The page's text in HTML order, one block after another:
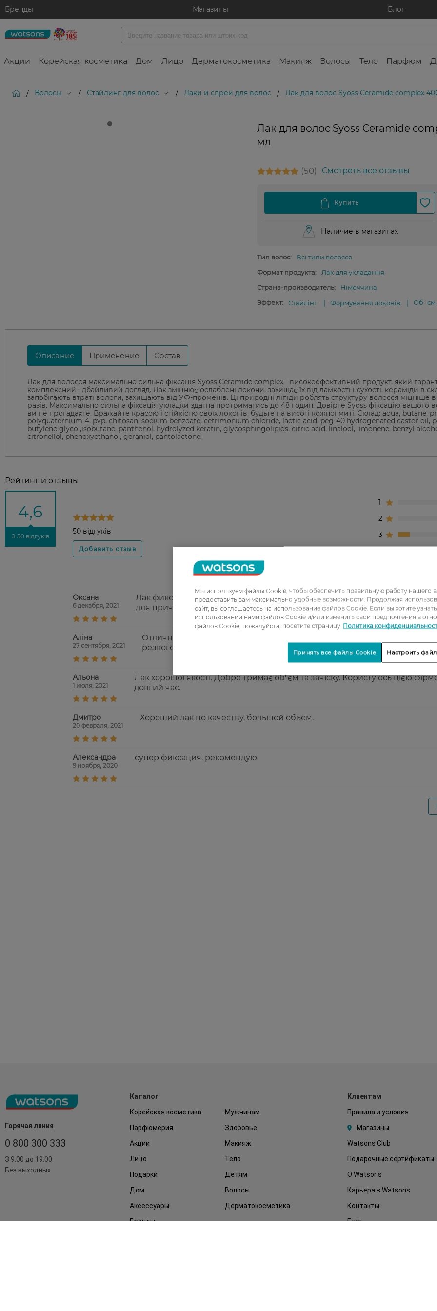
Бренды Магазины Блог
Акции Корейская косметика Дом Лицо Дерматокосметика Макияж Волосы Тело Парфюм
/ Волосы / Стайлинг для волос / Лаки и спреи для волос / Лак для волос Syoss Ceramide complex
Лак для волос Syoss Ceramide
мл
50 Смотреть все отзывы
Наличие в магазинах
Тип волос:
Всі типи волосся
Формат продукта:
Лак для укладання
Страна-производитель:
Німеччина
Эффект:
Стайлінг Формування локонів Об`єм
Описание Применение Состав
Лак для волосся максимально сильна фіксація Syoss Ceramide complex - високоефективний продукт, який
комплексний і дбайливий догляд. Лак зміцнює ослаблені локони, захищає їх від ламкості і сухості, кераміди в
запобігають втраті вологи, захищають від УФ-променів. Ці природні ліпіди роблять структуру волосся міцніше
разів. Максимально сильна фіксація укладки здатна протриматись до 48 годин. Довірте Syoss фіксацію вашого
ви не прогадаєте. Вражайте красою і стійкістю своїх локонів, будьте на висоті кожної миті. Склад: aqua, butane,
polyquaternium-4, pvp, chitosan, sodium benzoate, cetrimonium chloride, lactic acid, peg-40 hydrogenated castor oil,
butylene glycol,isobutane, panthenol, hydrolyzed keratin, glycosphingolipids, citric acid, linalool, limonene, benzyl
citronellol, phenoxyethanol, geraniol, pantolactone.
Рейтинг и отзывы
4,6
З 50 відгуків
50 відгуків
1
2
3
Оксана
6 декабря, 2021
Лак фиксирует укладку, не склеивает, придает блеск и никакая непогода
для причёски.
Аліна
27 сентября, 2021
Отличный вариант лака,надёжная фиксация, легко наносится и
резкого запаха.
Альона
1 июля, 2021
Лак хорошої якості. Добре тримає об"єм та зачіску. Користуюсь цією
довгий час.
Дмитро
20 февраля, 2021
Хороший лак по качеству, большой объем.
Александра
9 ноября, 2020
супер фиксация. рекомендую
Горячая линия
0 800 300 333
З 9:00 до 19:00
Без выходных
Каталог
Корейская косметика
Мужчинам
Парфюмерия
Здоровье
Акции
Макияж
Лицо
Тело
Подарки
Детям
Дом
Волосы
Аксессуары
Дерматокосметика
Бренды
Клиентам
Правила и условия
Магазины
Watsons Club
Подарочные сертификаты
О Watsons
Карьера в Watsons
Контакты
Блог
Мы используем файлы Cookie, чтобы обеспечить правильную работу нашего
предоставить вам максимально удобные возможности. Продолжая
сайт, вы соглашаетесь на использование файлов Cookie. Если вы хотите
использовании нами файлов Cookie и/или изменить свои предпочтения в
файлов Cookie, пожалуйста, посетите страницу Политика
Настроить
Принять все файлы Cookie